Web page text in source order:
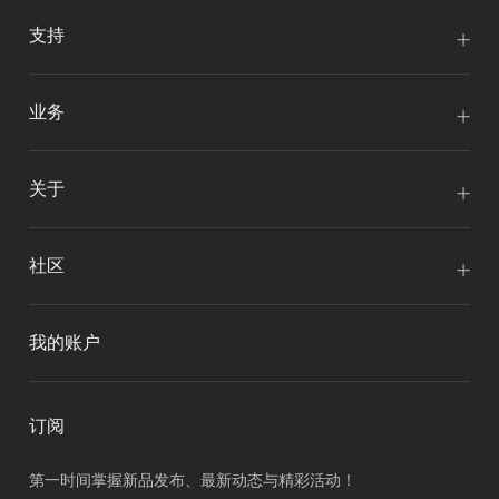
支持
业务
关于
社区
我的账户
订阅
第一时间掌握新品发布、最新动态与精彩活动！